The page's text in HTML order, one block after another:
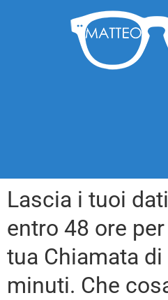
Lascia i tuoi
entro 48 ore
tua Chiamata
minuti. Che